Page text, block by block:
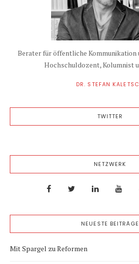
Berater für öffentliche Kommunikation
Hochschuldozent, Kolumnist
DR. STEFAN
TWITTER
NETZWERK
NEUESTE BEITRÄGE
Mit Spargel zu Reformen